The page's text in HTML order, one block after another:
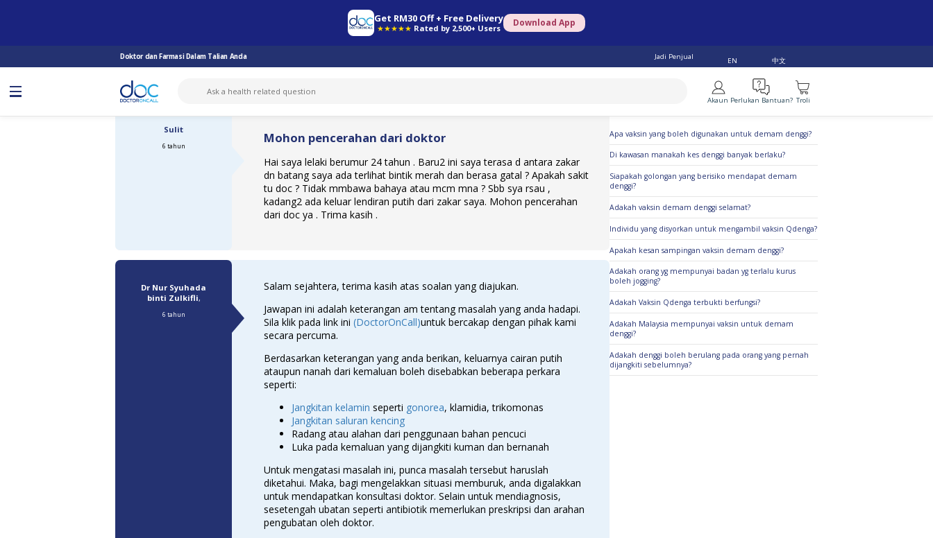
Get RM30 Off + Free Delivery
★★★★★ Rated by 2,500+ Users Download App
Doktor dan Farmasi Dalam Talian Anda Jadi Penjual
EN 中文
Akaun Perlukan Bantuan? Troli
Sulit
6 tahun
Mohon pencerahan dari doktor
Hai saya lelaki berumur 24 tahun . Baru2 ini saya terasa d antara zakar
dn batang saya ada terlihat bintik merah dan berasa gatal ? Apakah sakit
tu doc ? Tidak mmbawa bahaya atau mcm mna ? Sbb sya rsau ,
kadang2 ada keluar lendiran putih dari zakar saya. Mohon pencerahan
dari doc ya . Trima kasih .
Dr Nur Syuhada
binti Zulkifli,
6 tahun
Salam sejahtera, terima kasih atas soalan yang diajukan.
Jawapan ini adalah keterangan am tentang masalah yang anda hadapi.
Sila klik pada link ini (DoctorOnCall)untuk bercakap dengan pihak kami
secara percuma.
Berdasarkan keterangan yang anda berikan, keluarnya cairan putih
ataupun nanah dari kemaluan boleh disebabkan beberapa perkara
seperti:
Jangkitan kelamin seperti gonorea, klamidia, trikomonas
Jangkitan saluran kencing
Radang atau alahan dari penggunaan bahan pencuci
Luka pada kemaluan yang dijangkiti kuman dan bernanah
Untuk mengatasi masalah ini, punca masalah tersebut haruslah
diketahui. Maka, bagi mengelakkan situasi memburuk, anda digalakkan
untuk mendapatkan konsultasi doktor. Selain untuk mendiagnosis,
sesetengah ubatan seperti antibiotik memerlukan preskripsi dan arahan
pengubatan oleh doktor.
Apa vaksin yang boleh digunakan untuk demam denggi?
Di kawasan manakah kes denggi banyak berlaku?
Siapakah golongan yang berisiko mendapat demam
denggi?
Adakah vaksin demam denggi selamat?
Individu yang disyorkan untuk mengambil vaksin Qdenga?
Apakah kesan sampingan vaksin demam denggi?
Adakah orang yg mempunyai badan yg terlalu kurus
boleh jogging?
Adakah Vaksin Qdenga terbukti berfungsi?
Adakah Malaysia mempunyai vaksin untuk demam
denggi?
Adakah denggi boleh berulang pada orang yang pernah
dijangkiti sebelumnya?